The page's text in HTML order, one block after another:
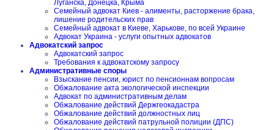
Луганска, Донецка, Крыма
Семейный адвокат Киев - алименты, расторжение брака,
лишение родительских прав
Семейный адвокат в Киеве, Харькове, по всей Украине
Адвокат Украина - услуги опытных адвокатов
Адвокатский запрос
Адвокатский запрос
Требования к адвокатскому запросу
Административные споры
Взыскание пенсии, юрист по пенсионнам вопросам
Обжалование акта экологической инспекции
Адвокат по административным делам
Обжалование действий Держгеокадастра
Обжалование действий должностных лиц
Обжалование действий патрульной полиции (ДПС)